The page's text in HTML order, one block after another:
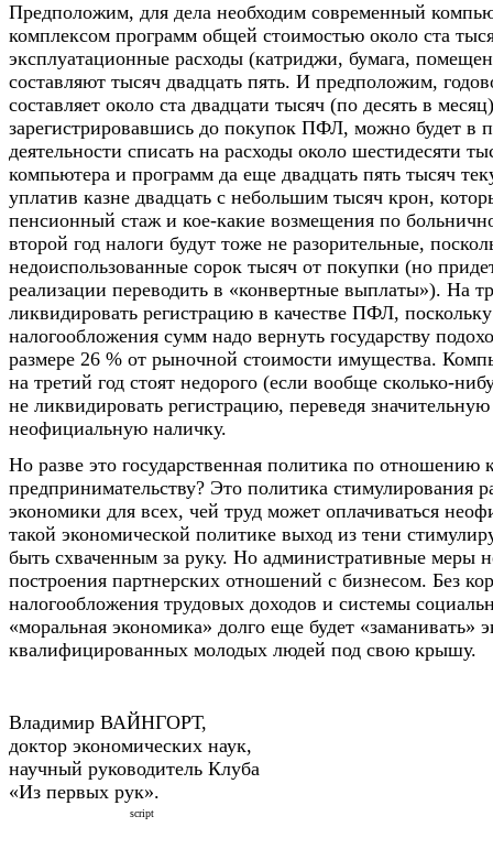
Предположим, для дела необходим современный
комплексом программ общей стоимостью около ста
эксплуатационные расходы (катриджи, бумага,
составляют тысяч двадцать пять. И предположим,
составляет около ста двадцати тысяч (по десять в
зарегистрировавшись до покупок ПФЛ, можно будет в
деятельности списать на расходы около шестидесяти
компьютера и программ да еще двадцать пять тысяч
уплатив казне двадцать с небольшим тысяч крон,
пенсионный стаж и кое-какие возмещения по
второй год налоги будут тоже не разорительные,
недоиспользованные сорок тысяч от покупки (но
реализации переводить в «конвертные выплаты»). На
ликвидировать регистрацию в качестве ПФЛ,
налогообложения сумм надо вернуть государству
размере 26 % от рыночной стоимости имущества.
на третий год стоят недорого (если вообще сколько-
не ликвидировать регистрацию, переведя значительную
неофициальную наличку.
Но разве это государственная политика по отношению
предпринимательству? Это политика стимулирования
экономики для всех, чей труд может оплачиваться
такой экономической политике выход из тени
быть схваченным за руку. Но административные меры
построения партнерских отношений с бизнесом. Без
налогообложения трудовых доходов и системы
«моральная экономика» долго еще будет «заманивать»
квалифицированных молодых людей под свою крышу.
Владимир ВАЙНГОРТ,
доктор экономических наук,
научный руководитель Клуба
«Из первых рук».
script